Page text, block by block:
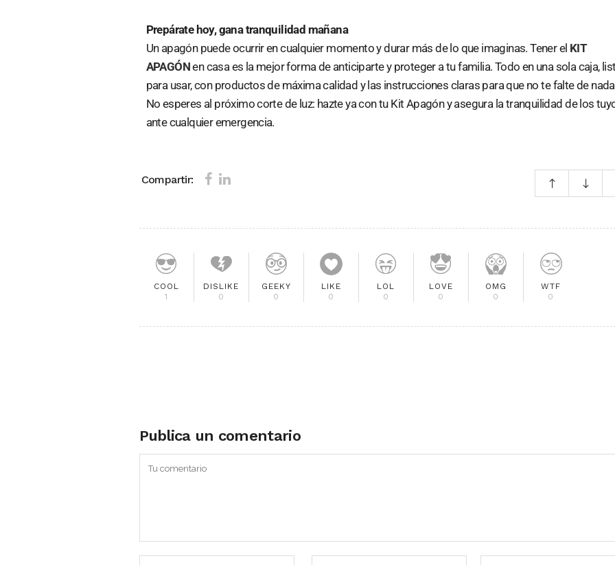
Prepárate hoy, gana tranquilidad mañana
Un apagón puede ocurrir en cualquier momento y durar más de lo que imaginas. Tener el KIT
APAGÓNen casa es la mejor forma de anticiparte y proteger a tu familia. Todo en una sola caja,
para usar, con productos de máxima calidad y las instrucciones claras para que no te falte de
No esperes al próximo corte de luz: hazte ya con tu Kit Apagón y asegura la tranquilidad de los
ante cualquier emergencia.
Compartir:
COOL
1
DISLIKE
0
GEEKY
0
LIKE
0
LOL
0
LOVE
0
OMG
0
WTF
0
Publica un comentario